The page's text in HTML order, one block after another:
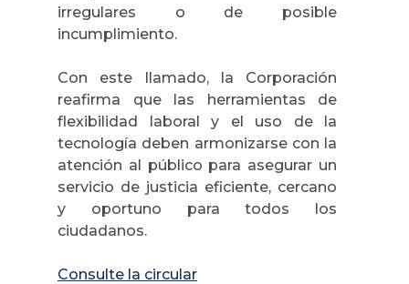
irregulares o de posible
incumplimiento.
Con este llamado, la Corporación
reafirma que las herramientas de
flexibilidad laboral y el uso de la
tecnología deben armonizarse con la
atención al público para asegurar un
servicio de justicia eficiente, cercano
y oportuno para todos los
ciudadanos.
Consulte la circular